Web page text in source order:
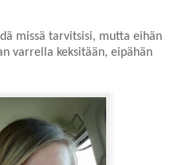
missä tarvitsisi, mutta eihän
varrella keksitään, eipähän